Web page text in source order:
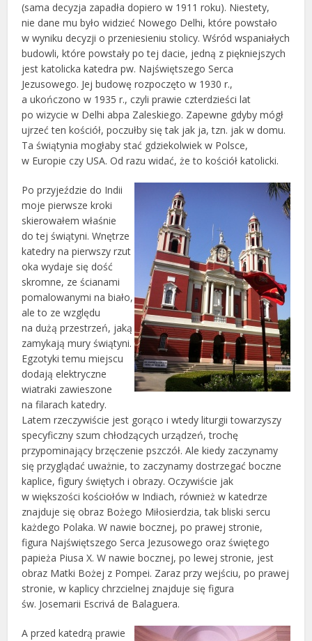
(sama decyzja zapadła dopiero w 1911 roku). Niestety,
nie dane mu było widzieć Nowego Delhi, które powstało
w wyniku decyzji o przeniesieniu stolicy. Wśród wspaniałych
budowli, które powstały po tej dacie, jedną z piękniejszych
jest katolicka katedra pw. Najświętszego Serca
Jezusowego. Jej budowę rozpoczęto w 1930 r.,
a ukończono w 1935 r., czyli prawie czterdzieści lat
po wizycie w Delhi abpa Zaleskiego. Zapewne gdyby mógł
ujrzeć ten kościół, poczułby się tak jak ja, tzn. jak w domu.
Ta świątynia mogłaby stać gdziekolwiek w Polsce,
w Europie czy USA. Od razu widać, że to kościół katolicki.
Po przyjeździe do Indii
moje pierwsze kroki
skierowałem właśnie
do tej świątyni. Wnętrze
katedry na pierwszy rzut
oka wydaje się dość
skromne, ze ścianami
pomalowanymi na biało,
ale to ze względu
na dużą przestrzeń, jaką
zamykają mury świątyni.
Egzotyki temu miejscu
dodają elektryczne
wiatraki zawieszone
na filarach katedry.
Latem rzeczywiście jest gorąco i wtedy liturgii towarzyszy
specyficzny szum chłodzących urządzeń, trochę
przypominający brzęczenie pszczół. Ale kiedy zaczynamy
się przyglądać uważnie, to zaczynamy dostrzegać boczne
kaplice, figury świętych i obrazy. Oczywiście jak
w większości kościołów w Indiach, również w katedrze
znajduje się obraz Bożego Miłosierdzia, tak bliski sercu
każdego Polaka. W nawie bocznej, po prawej stronie,
figura Najświętszego Serca Jezusowego oraz świętego
papieża Piusa X. W nawie bocznej, po lewej stronie, jest
obraz Matki Bożej z Pompei. Zaraz przy wejściu, po prawej
stronie, w kaplicy chrzcielnej znajduje się figura
św. Josemarii Escrivá de Balaguera.
A przed katedrą prawie